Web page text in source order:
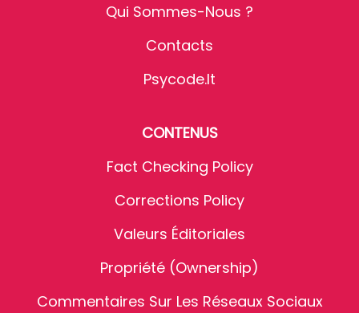
Qui Sommes-Nous ?
Contacts
Psycode.it
CONTENUS
Fact Checking Policy
Corrections Policy
Valeurs Éditoriales
Propriété (Ownership)
Commentaires Sur Les Réseaux Sociaux